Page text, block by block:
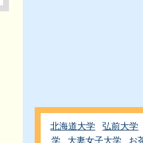
北海道大学 弘前大学
学
大妻女子大学 お